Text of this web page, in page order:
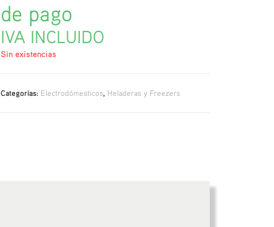
IVA INCLUIDO
Sin existencias
Categorías: Electrodómesticos, Heladeras y Freezers